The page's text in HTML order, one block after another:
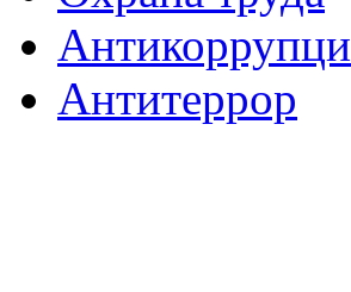
Антитеррор